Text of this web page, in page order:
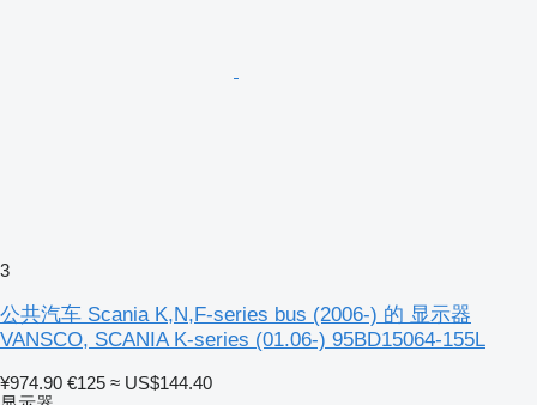
3
公共汽车 Scania K,N,F-series bus (2006-) 的 显示器
VANSCO, SCANIA K-series (01.06-) 95BD15064-155L
¥974.90 €125 ≈ US$144.40